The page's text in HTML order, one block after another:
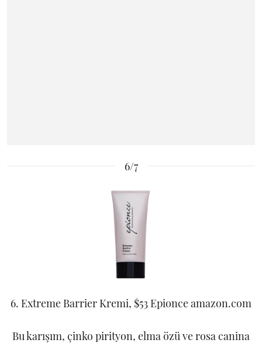
6/7
6. Extreme Barrier Kremi, $53 Epionce amazon.com
Bu karışım, çinko pirityon, elma özü ve rosa canina